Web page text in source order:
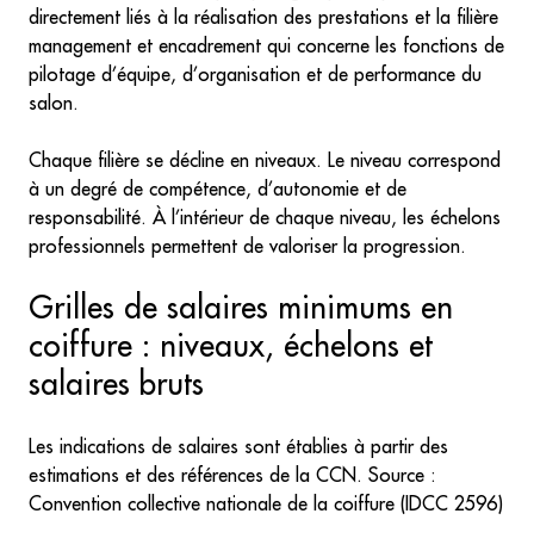
directement liés à la réalisation des prestations et la filière
management et encadrement qui concerne les fonctions de
pilotage d’équipe, d’organisation et de performance du
salon.
Chaque filière se décline en niveaux. Le niveau correspond
à un degré de compétence, d’autonomie et de
responsabilité. À l’intérieur de chaque niveau, les échelons
professionnels permettent de valoriser la progression.
Grilles de salaires minimums en
coiffure : niveaux, échelons et
salaires bruts
Les indications de salaires sont établies à partir des
estimations et des références de la CCN. Source :
Convention collective nationale de la coiffure (IDCC 2596)